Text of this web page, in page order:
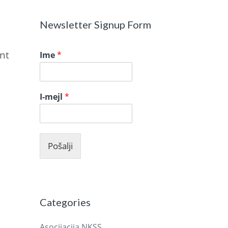
Newsletter Signup Form
Ime*
I-mejl*
Pošalji
Categories